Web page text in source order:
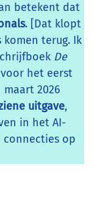
betekent dat
. [Dat klopt
terug. Ik
De
het eerst
maart 2026
uitgave,
in het AI-
connecties op